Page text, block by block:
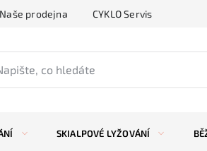
Naše prodejna CYKLO Servis
SKIALPOVÉ LYŽOVÁNÍ